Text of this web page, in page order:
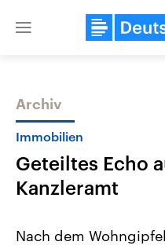
Close
Themen
Archiv
Immobilien
Geteiltes Echo
Kanzleramt
Nach dem